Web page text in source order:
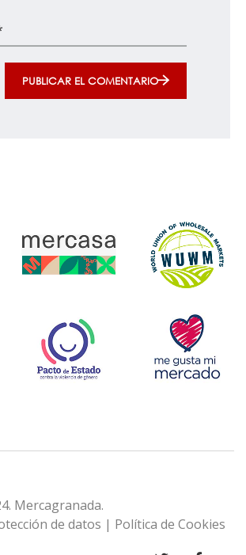
PUBLICAR EL COMENTARIO
Mercagranada.
de datos | Política de Cookies